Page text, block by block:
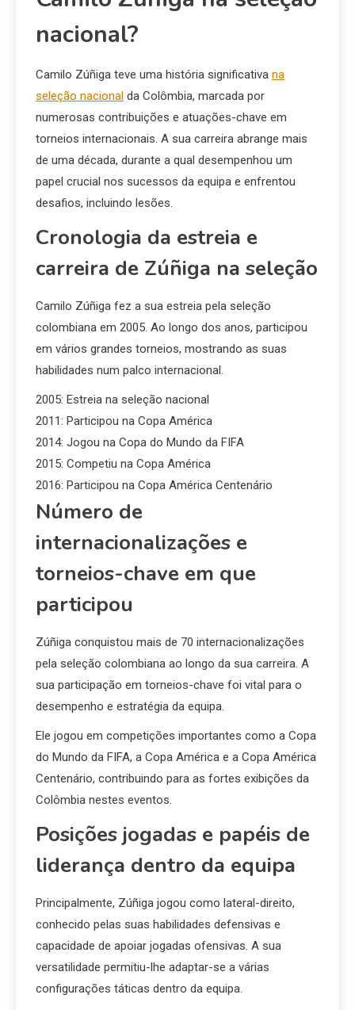
nacional?
Camilo Zúñiga teve uma história significativa na
seleção nacional da Colômbia, marcada por
numerosas contribuições e atuações-chave em
torneios internacionais. A sua carreira abrange mais
de uma década, durante a qual desempenhou um
papel crucial nos sucessos da equipa e enfrentou
desafios, incluindo lesões.
Cronologia da estreia e
carreira de Zúñiga na seleção
Camilo Zúñiga fez a sua estreia pela seleção
colombiana em 2005. Ao longo dos anos, participou
em vários grandes torneios, mostrando as suas
habilidades num palco internacional.
2005: Estreia na seleção nacional
2011: Participou na Copa América
2014: Jogou na Copa do Mundo da FIFA
2015: Competiu na Copa América
2016: Participou na Copa América Centenário
Número de
internacionalizações e
torneios-chave em que
participou
Zúñiga conquistou mais de 70 internacionalizações
pela seleção colombiana ao longo da sua carreira. A
sua participação em torneios-chave foi vital para o
desempenho e estratégia da equipa.
Ele jogou em competições importantes como a Copa
do Mundo da FIFA, a Copa América e a Copa América
Centenário, contribuindo para as fortes exibições da
Colômbia nestes eventos.
Posições jogadas e papéis de
liderança dentro da equipa
Principalmente, Zúñiga jogou como lateral-direito,
conhecido pelas suas habilidades defensivas e
capacidade de apoiar jogadas ofensivas. A sua
versatilidade permitiu-lhe adaptar-se a várias
configurações táticas dentro da equipa.